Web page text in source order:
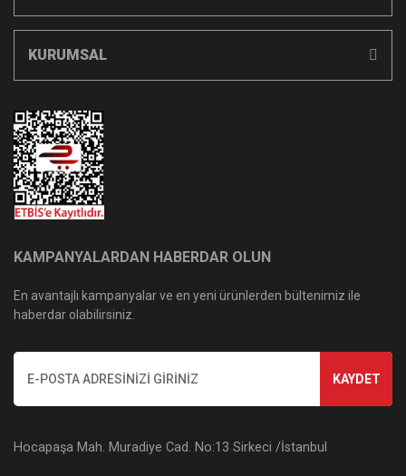
KURUMSAL
KAMPANYALARDAN HABERDAR OLUN
En avantajlı kampanyalar ve en yeni ürünlerden bültenimiz ile
haberdar olabilirsiniz.
KAYDET
Hocapaşa Mah. Muradiye Cad. No:13 Sirkeci /İstanbul